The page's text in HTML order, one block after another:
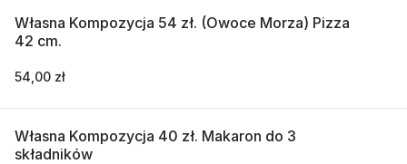
Własna Kompozycja 54 zł. (Owoce Morza) Pizza
42 cm.
54,00 zł
Własna Kompozycja 40 zł. Makaron do 3
składników